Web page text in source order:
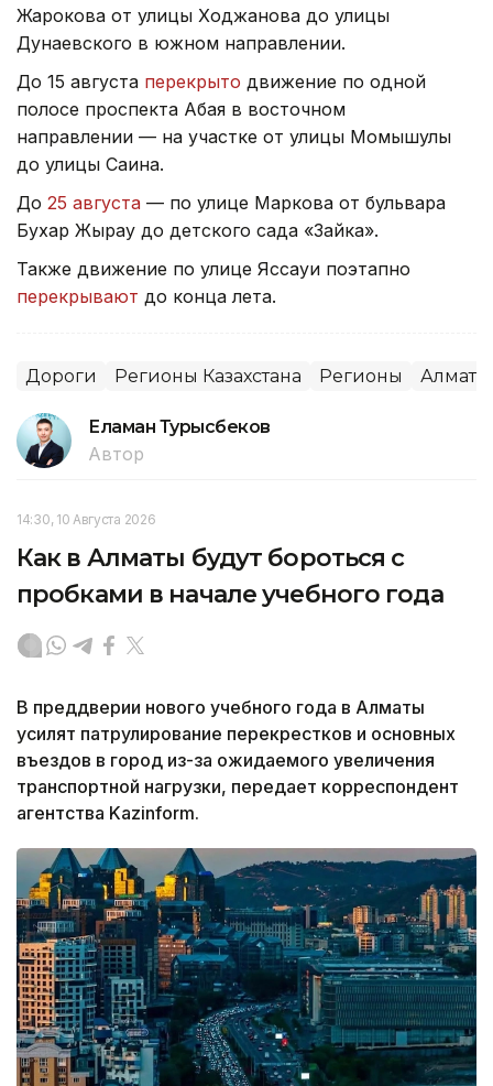
Жарокова от улицы Ходжанова до улицы
Дунаевского в южном направлении.
До 15 августа перекрыто движение по одной
полосе проспекта Абая в восточном
направлении — на участке от улицы Момышулы
до улицы Саина.
До 25 августа — по улице Маркова от бульвара
Бухар Жырау до детского сада «Зайка».
Также движение по улице Яссауи поэтапно
перекрывают до конца лета.
Дороги Регионы Казахстана Регионы Алматы
Еламан Турысбеков
Автор
14:30, 10 Августа 2026
Как в Алматы будут бороться с
пробками в начале учебного года
В преддверии нового учебного года в Алматы
усилят патрулирование перекрестков и основных
въездов в город из-за ожидаемого увеличения
транспортной нагрузки, передает корреспондент
агентства Kazinform.